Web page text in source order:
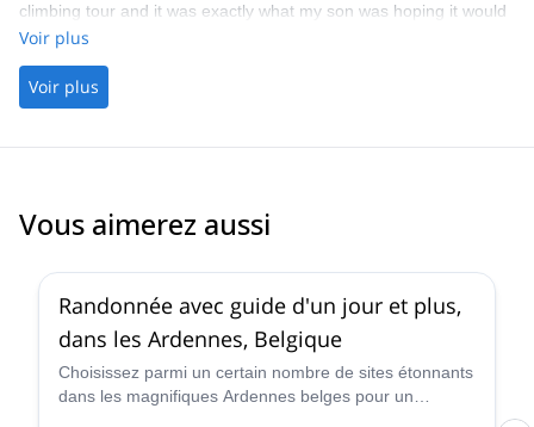
climbing tour and it was exactly what my son was hoping it would
be.
Voir plus
Voir plus
Vous aimerez aussi
Randonnée avec guide d'un jour et plus,
dans les Ardennes, Belgique
Choisissez parmi un certain nombre de sites étonnants
dans les magnifiques Ardennes belges pour un